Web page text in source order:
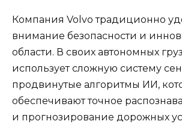
Компания Volvo традиционно
внимание безопасности и
области. В своих автономных
использует сложную систему
продвинутые алгоритмы ИИ,
обеспечивают точное
и прогнозирование дорожных